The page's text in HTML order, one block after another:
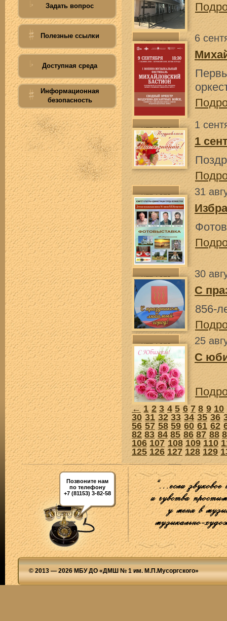
Задать вопрос
Полезные ссылки
Доступная среда
Информационная
безопасность
6
1
1
31
30
С
856-
25
С
← 1 2 3 4 5 6 7 8 9 10
30 31 32 33 34 35 36
56 57 58 59 60 61 62
82 83 84 85 86 87 88
106 107 108 109 110
125 126 127 128 129
Позвоните нам
по телефону
+7 (81153) 3-82-58
© 2013 — 2026 МБУ ДО «ДМШ № 1 им. М.П.Мусоргского»